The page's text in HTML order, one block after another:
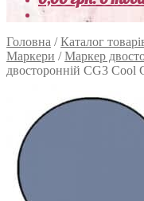
Головна /Каталог
Маркери /Маркер
двосторонній CG3 Cool